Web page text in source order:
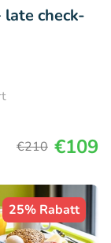
check-
€210 €109
25% Rabatt